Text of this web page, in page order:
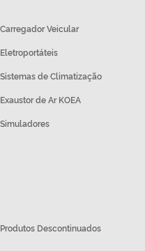
Carregador Veicular
Eletroportáteis
Sistemas de Climatização
Exaustor de Ar KOEA
Simuladores
Produtos Descontinuados